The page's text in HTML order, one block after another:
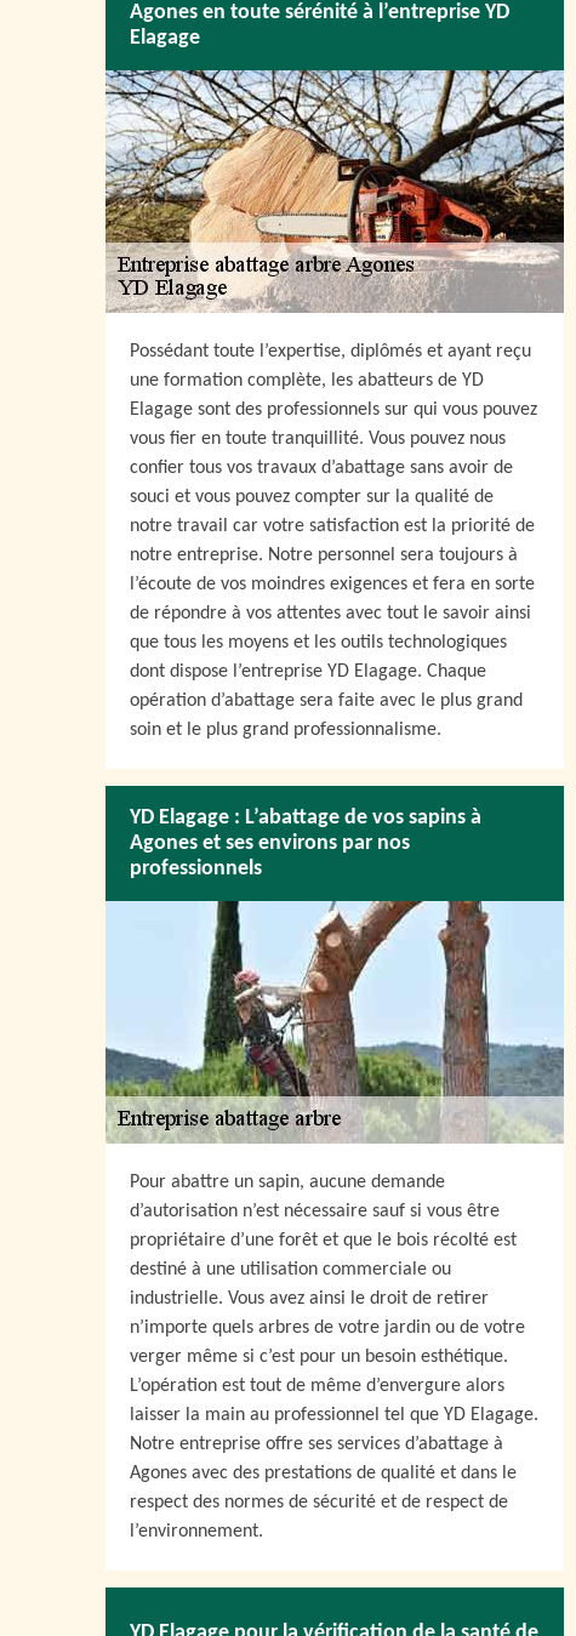
Agones en toute sérénité à l’entreprise YD
Elagage
Possédant toute l’expertise, diplômés et ayant reçu
une formation complète, les abatteurs de YD
Elagage sont des professionnels sur qui vous pouvez
vous fier en toute tranquillité. Vous pouvez nous
confier tous vos travaux d’abattage sans avoir de
souci et vous pouvez compter sur la qualité de
notre travail car votre satisfaction est la priorité de
notre entreprise. Notre personnel sera toujours à
l’écoute de vos moindres exigences et fera en sorte
de répondre à vos attentes avec tout le savoir ainsi
que tous les moyens et les outils technologiques
dont dispose l’entreprise YD Elagage. Chaque
opération d’abattage sera faite avec le plus grand
soin et le plus grand professionnalisme.
YD Elagage : L’abattage de vos sapins à
Agones et ses environs par nos
professionnels
Pour abattre un sapin, aucune demande
d’autorisation n’est nécessaire sauf si vous être
propriétaire d’une forêt et que le bois récolté est
destiné à une utilisation commerciale ou
industrielle. Vous avez ainsi le droit de retirer
n’importe quels arbres de votre jardin ou de votre
verger même si c’est pour un besoin esthétique.
L’opération est tout de même d’envergure alors
laisser la main au professionnel tel que YD Elagage.
Notre entreprise offre ses services d’abattage à
Agones avec des prestations de qualité et dans le
respect des normes de sécurité et de respect de
l’environnement.